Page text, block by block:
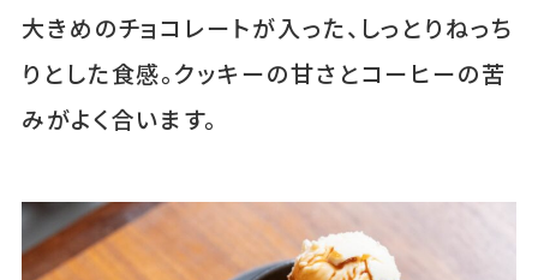
大きめのチョコレートが入った、しっとりねっち
りとした食感。クッキーの甘さとコーヒーの苦
みがよく合います。